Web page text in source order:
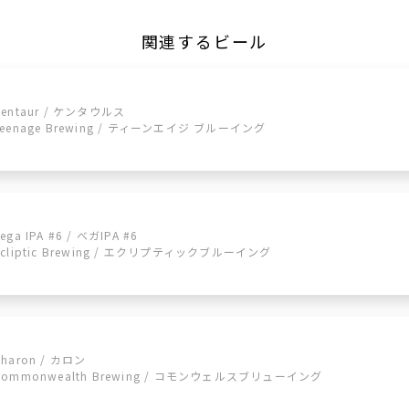
関連するビール
/ ケンタウルス
Brewing / ティーンエイジ ブルーイング
IPA #6 / ベガIPA #6
Brewing / エクリプティックブルーイング
/ カロン
Brewing / コモンウェルスブリューイング